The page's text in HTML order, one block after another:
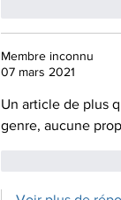
Membre inconnu
07 mars 2021
Un article de plus
genre, aucune